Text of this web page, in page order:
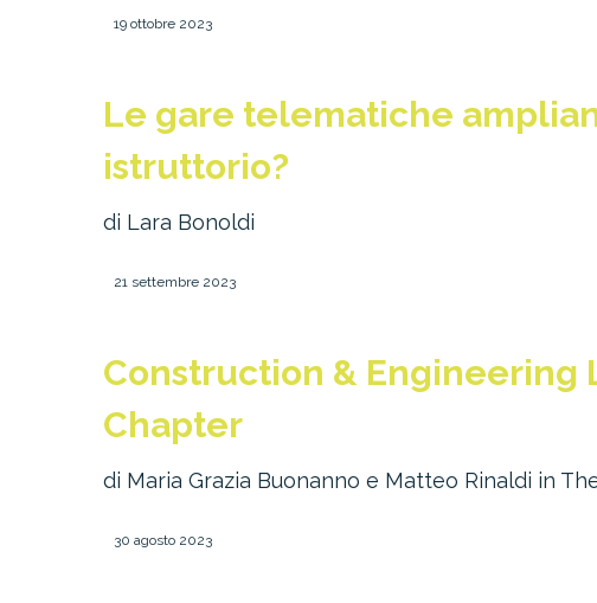
19 ottobre 2023
Le gare telematiche
istruttorio?
di Lara Bonoldi
21 settembre 2023
Construction & Engineering
Chapter
di Maria Grazia Buonanno e Matteo Rinaldi in
30 agosto 2023